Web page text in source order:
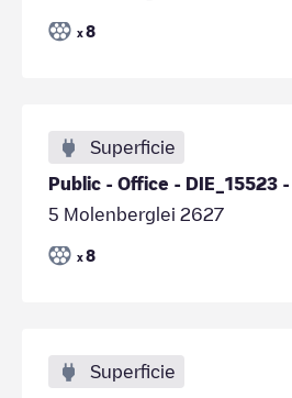
x 8
Superficie
Public - Office - DIE_15523 -
5 Molenberglei 2627
x 8
Superficie